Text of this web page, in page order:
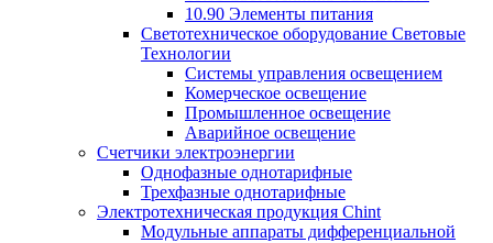
10.90 Элементы питания
Светотехническое оборудование Световые
Технологии
Системы управления освещением
Комерческое освещение
Промышленное освещение
Аварийное освещение
Счетчики электроэнергии
Однофазные однотарифные
Трехфазные однотарифные
Электротехническая продукция Chint
Модульные аппараты дифференциальной